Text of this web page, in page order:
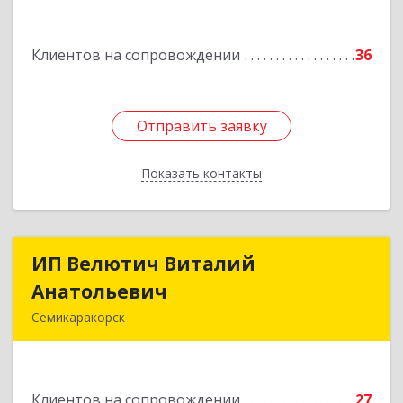
Клиентов на сопровождении 36
Отправить заявку
Показать контакты
Отправить заявку
Назад
ИП Велютич Виталий
Анатольевич
Семикаракорск
ИП Велютич Виталий